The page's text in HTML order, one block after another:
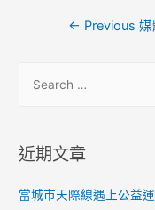
← Previous 媒
近期文章
當城市天際線遇上公益